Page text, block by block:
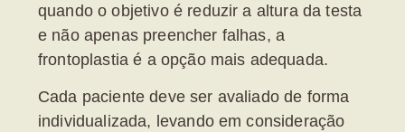
quando o objetivo é reduzir a altura da testa
e não apenas preencher falhas, a
frontoplastia é a opção mais adequada.
Cada paciente deve ser avaliado de forma
individualizada, levando em consideração